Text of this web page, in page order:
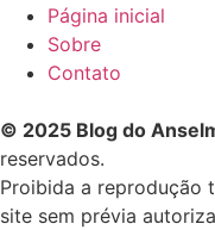
Página inicial
Sobre
Contato
© 2025 Blog do
reservados.
Proibida a reprodução
site sem prévia